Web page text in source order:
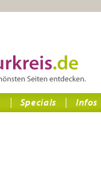
Specials Infos